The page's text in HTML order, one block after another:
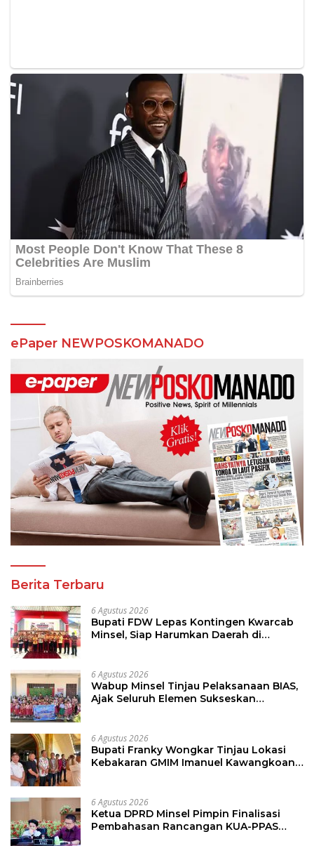
ePaper NEWPOSKOMANADO
Berita Terbaru
6 Agustus 2026
Bupati FDW Lepas Kontingen Kwarcab
Minsel, Siap Harumkan Daerah di
6 Agustus 2026
Wabup Minsel Tinjau Pelaksanaan BIAS,
Ajak Seluruh Elemen Sukseskan
6 Agustus 2026
Bupati Franky Wongkar Tinjau Lokasi
Kebakaran GMIM Imanuel Kawangkoan
6 Agustus 2026
Ketua DPRD Minsel Pimpin Finalisasi
Pembahasan Rancangan KUA-PPAS